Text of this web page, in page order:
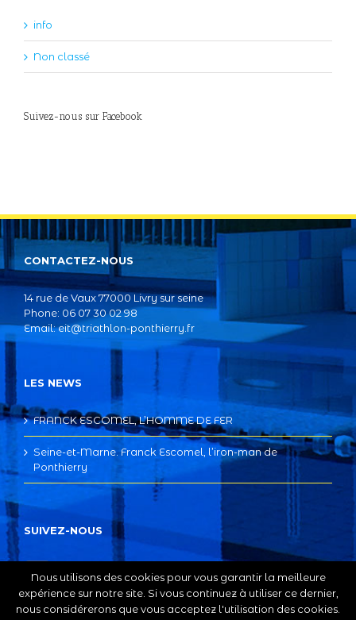
info
Non classé
Suivez-nous sur Facebook
CONTACTEZ-NOUS
14 rue de Vaux 77000 Livry sur seine
Phone: 06 07 30 02 98
Email:eit@triathlon-ponthierry.fr
LES NEWS
FRANCK ESCOMEL, L’HOMME DE FER
Seine-et-Marne. Franck Escomel, l’iron-man de
Ponthierry
SUIVEZ-NOUS
Nous utilisons des cookies pour vous garantir la meilleure
expérience sur notre site. Si vous continuez à utiliser ce dernier,
nous considérerons que vous acceptez l'utilisation des cookies.